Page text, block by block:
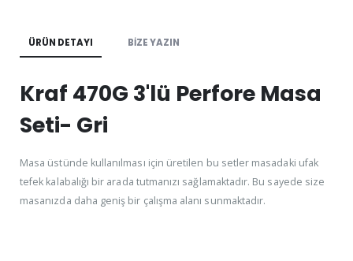
ÜRÜN DETAYI BIZE YAZIN
Kraf 470G 3'lü Perfore Masa
Seti- Gri
Masa üstünde kullanılması için üretilen bu setler masadaki ufak
tefek kalabalığı bir arada tutmanızı sağlamaktadır. Bu sayede size
masanızda daha geniş bir çalışma alanı sunmaktadır.